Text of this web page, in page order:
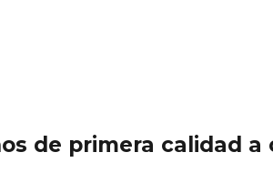
de primera calidad a